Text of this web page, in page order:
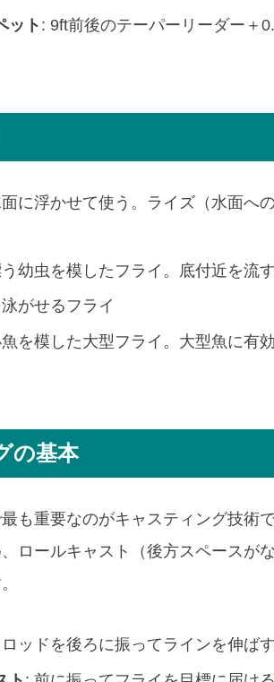
ット : 9ft前後のテーパーリーダー＋
に浮かせて使う。ライズ（水面へ
幼虫を模したフライ。底付近を流す
がせるフライ
を模した大型フライ。大型魚に有効
の基本
も重要なのがキャスティング技術
ロールキャスト（後方スペースが
ッドを後ろに振ってラインを伸ばす